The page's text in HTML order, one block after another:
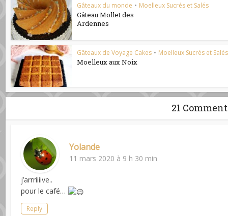
Gâteaux du monde • Moelleux Sucrés et Salés
Gâteau Mollet des
Ardennes
Gâteaux de Voyage Cakes • Moelleux Sucrés et Salés
Moelleux aux Noix
21
Yolande
11 mars 2020 à 9 h 30 min
j’arrriiiive..
pour le café…
Reply